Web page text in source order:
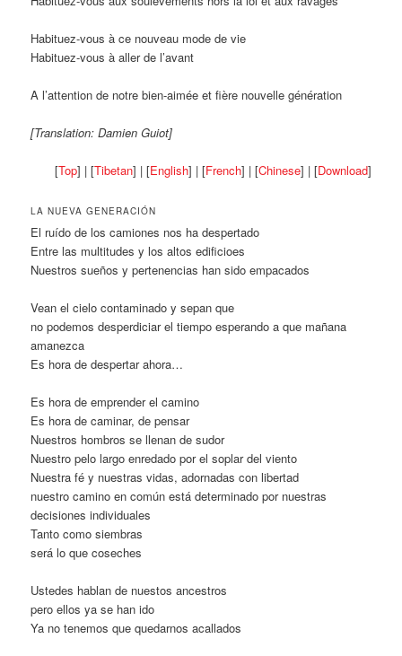
Habituez-vous à ce nouveau mode de vie
Habituez-vous à aller de l’avant
A l’attention de notre bien-aimée et fière nouvelle génération
[Translation: Damien Guiot]
[Top] | [Tibetan] | [English] | [French] | [Chinese] | [Download]
LA NUEVA GENERACIÓN
El ruído de los camiones nos ha despertado
Entre las multitudes y los altos edificioes
Nuestros sueños y pertenencias han sido empacados
Vean el cielo contaminado y sepan que
no podemos desperdiciar el tiempo esperando a que mañana
amanezca
Es hora de despertar ahora…
Es hora de emprender el camino
Es hora de caminar, de pensar
Nuestros hombros se llenan de sudor
Nuestro pelo largo enredado por el soplar del viento
Nuestra fé y nuestras vidas, adornadas con libertad
nuestro camino en común está determinado por nuestras
decisiones individuales
Tanto como siembras
será lo que coseches
Ustedes hablan de nuestos ancestros
pero ellos ya se han ido
Ya no tenemos que quedarnos acallados